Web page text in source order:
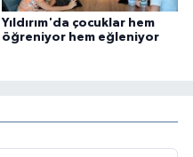
Yıldırım'da çocuklar hem
öğreniyor hem eğleniyor